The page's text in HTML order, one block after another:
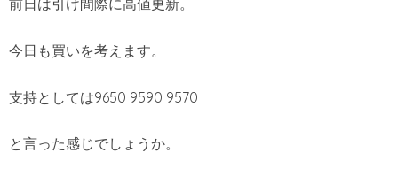
前日は引け間際に高値更新。
今日も買いを考えます。
支持としては9650 9590 9570
と言った感じでしょうか。